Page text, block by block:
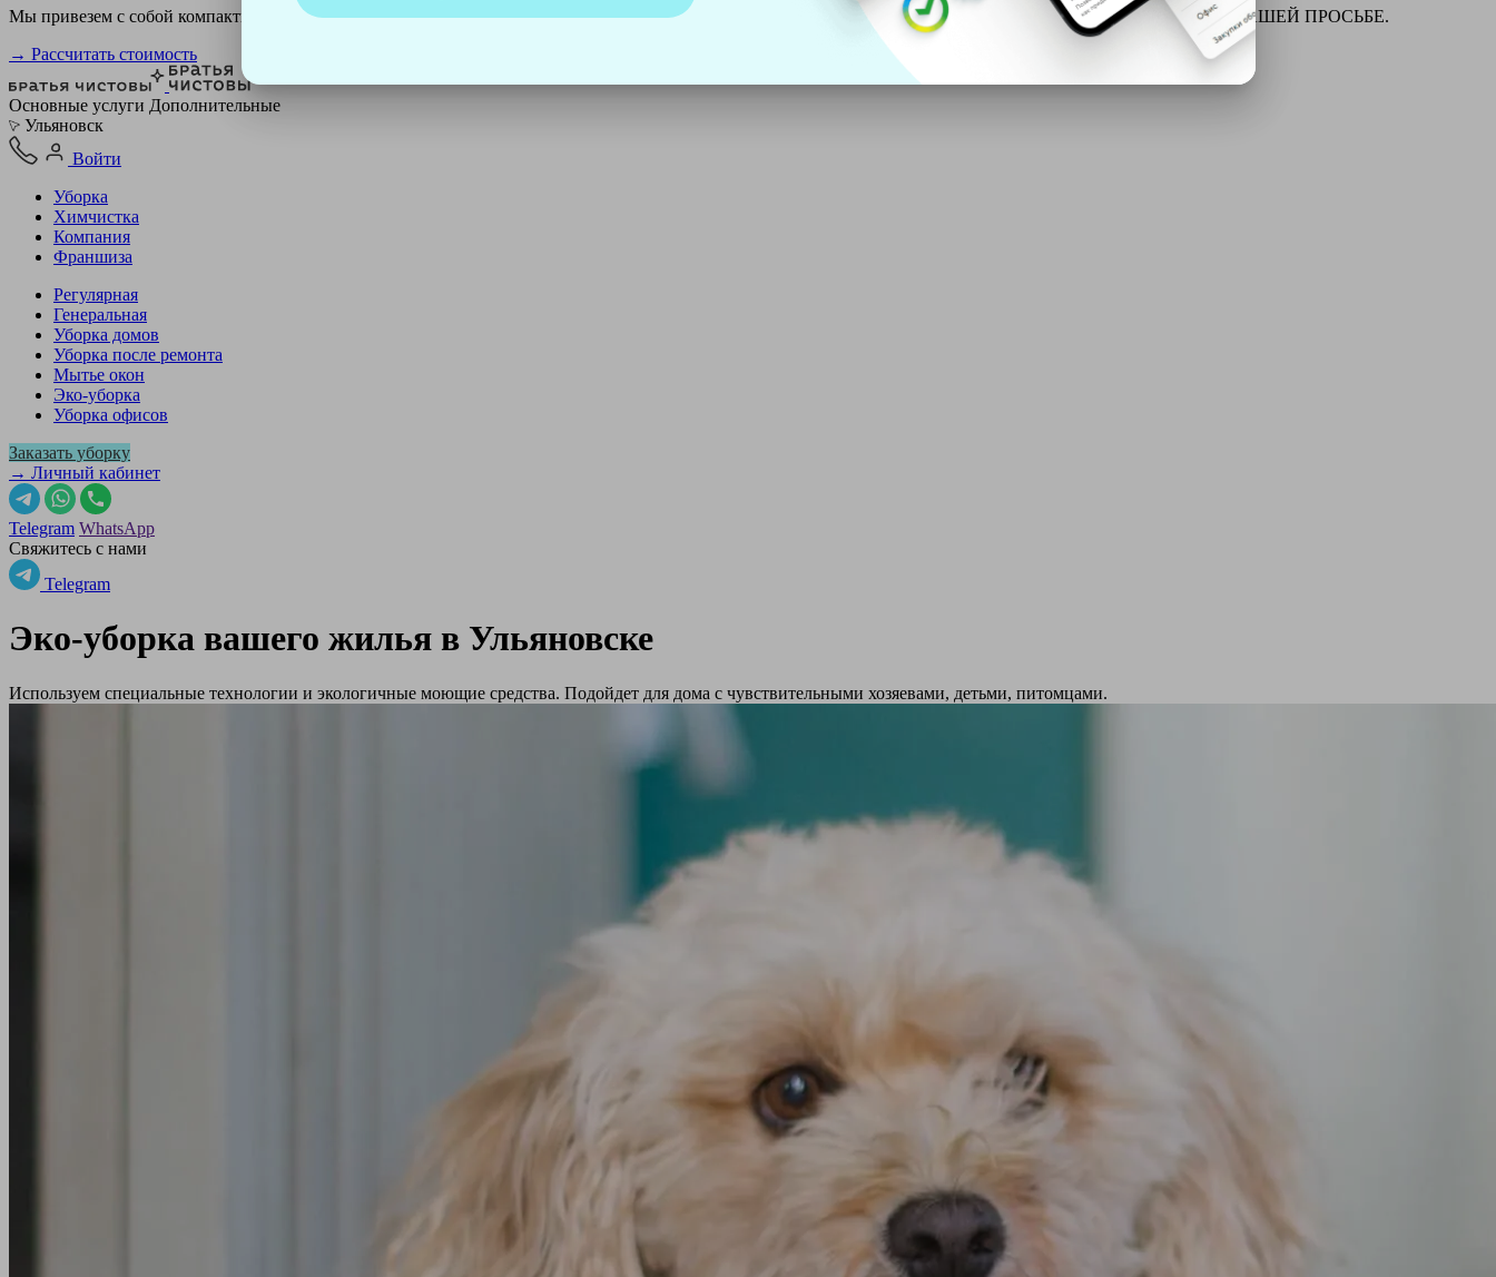
Мы привезем с собой компактный профессиональный пылесос фирмы Soteco, а также утюг, ведро, парогенератор, аппарат для химчистки и многое другое ПО ВАШЕЙ ПРОСЬБЕ.
→ Рассчитать стоимость
Основные услуги Дополнительные
Ульяновск
Войти
Уборка
Химчистка
Компания
Франшиза
Регулярная
Генеральная
Уборка домов
Уборка после ремонта
Мытье окон
Эко-уборка
Уборка офисов
Заказать уборку
→ Личный кабинет
Telegram WhatsApp
Свяжитесь с нами
Telegram
Эко-уборка вашего жилья в Ульяновске
Используем специальные технологии и экологичные моющие средства. Подойдет для дома с чувствительными хозяевами, детьми, питомцами.